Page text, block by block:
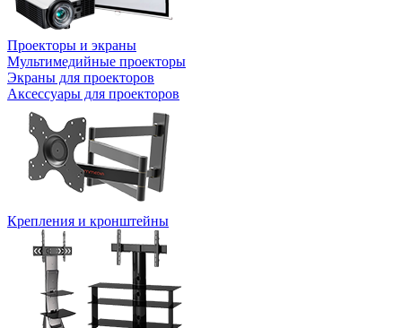
Проекторы и экраны
Мультимедийные проекторы
Экраны для проекторов
Аксессуары для проекторов
Крепления и кронштейны